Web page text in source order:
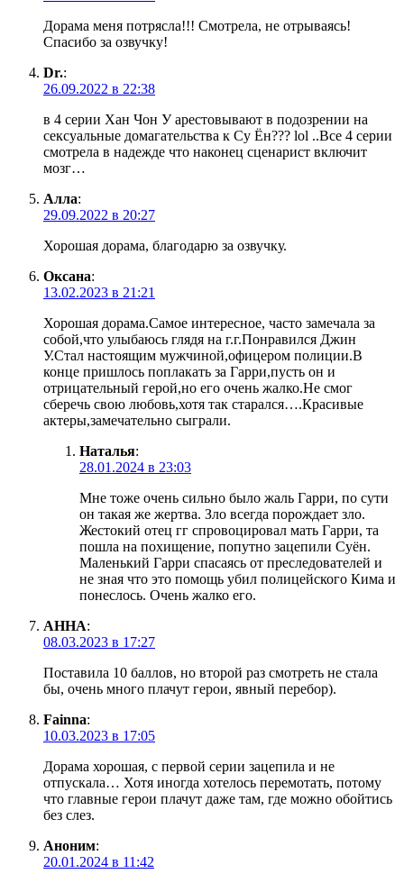
Дорама меня потрясла!!! Смотрела, не отрываясь!
Спасибо за озвучку!
Dr.:
26.09.2022 в 22:38
в 4 серии Хан Чон У арестовывают в подозрении на
сексуальные домагательства к Су Ён??? lol ..Все 4 серии
смотрела в надежде что наконец сценарист включит
мозг…
Алла:
29.09.2022 в 20:27
Хорошая дорама, благодарю за озвучку.
Оксана:
13.02.2023 в 21:21
Хорошая дорама.Самое интересное, часто замечала за
собой,что улыбаюсь глядя на г.г.Понравился Джин
У.Стал настоящим мужчиной,офицером полиции.В
конце пришлось поплакать за Гарри,пусть он и
отрицательный герой,но его очень жалко.Не смог
сберечь свою любовь,хотя так старался….Красивые
актеры,замечательно сыграли.
Наталья:
28.01.2024 в 23:03
Мне тоже очень сильно было жаль Гарри, по сути
он такая же жертва. Зло всегда порождает зло.
Жестокий отец гг спровоцировал мать Гарри, та
пошла на похищение, попутно зацепили Суён.
Маленький Гарри спасаясь от преследователей и
не зная что это помощь убил полицейского Кима и
понеслось. Очень жалко его.
АННА:
08.03.2023 в 17:27
Поставила 10 баллов, но второй раз смотреть не стала
бы, очень много плачут герои, явный перебор).
Fainna:
10.03.2023 в 17:05
Дорама хорошая, с первой серии зацепила и не
отпускала… Хотя иногда хотелось перемотать, потому
что главные герои плачут даже там, где можно обойтись
без слез.
Аноним:
20.01.2024 в 11:42